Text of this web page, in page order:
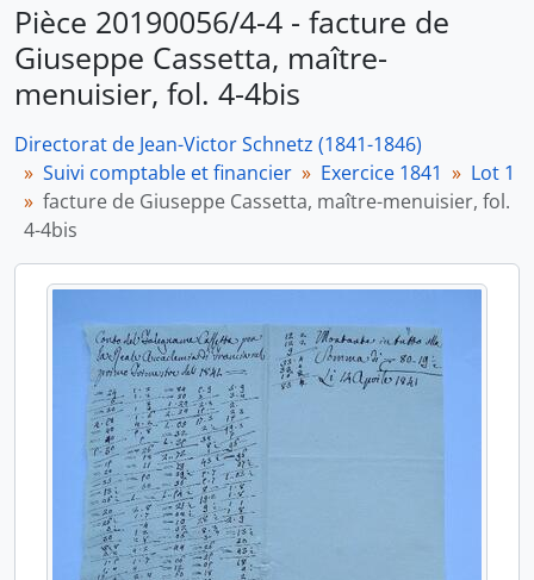
Pièce 20190056/4-4 - facture de
Giuseppe Cassetta, maître-
menuisier, fol. 4-4bis
Directorat de Jean-Victor Schnetz (1841-1846)
Suivi comptable et financier
Exercice 1841
Lot 1
facture de Giuseppe Cassetta, maître-menuisier, fol.
4-4bis